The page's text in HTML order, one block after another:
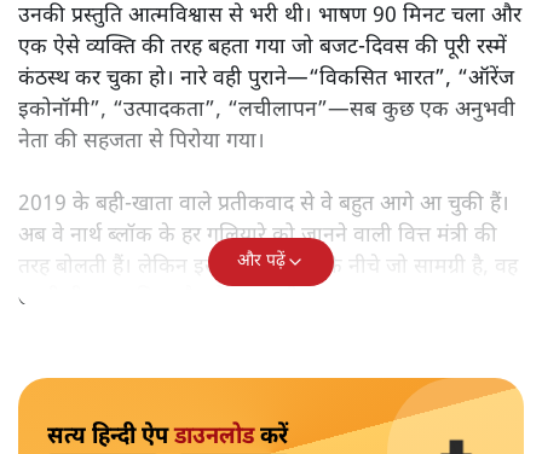
उनकी प्रस्तुति आत्मविश्वास से भरी थी। भाषण 90 मिनट चला और
एक ऐसे व्यक्ति की तरह बहता गया जो बजट‑दिवस की पूरी रस्में
कंठस्थ कर चुका हो। नारे वही पुराने—“विकसित भारत”, “ऑरेंज
इकोनॉमी”, “उत्पादकता”, “लचीलापन”—सब कुछ एक अनुभवी
नेता की सहजता से पिरोया गया।
2019 के बही‑खाता वाले प्रतीकवाद से वे बहुत आगे आ चुकी हैं।
अब वे नार्थ ब्लॉक के हर गलियारे को जानने वाली वित्त मंत्री की
तरह बोलती हैं। लेकिन इस आत्मविश्वास के नीचे जो सामग्री है, वह
उतनी ही अनुमानित और दोहराव भरी।
और पढ़ें
सत्य हिन्दी ऐपडाउनलोडकरें